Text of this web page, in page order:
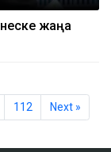
жаңа
112 Next »